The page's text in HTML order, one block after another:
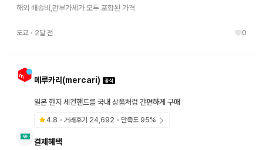
해외 배송비,관부가세가 모두 포함된 가격
도쿄・ 2달 전 0
메루카리(mercari)
일본 현지 세컨핸드를 국내 상품처럼 간편하게 구매
4.8 ・거래후기 24,692 ・만족도95%
결제혜택